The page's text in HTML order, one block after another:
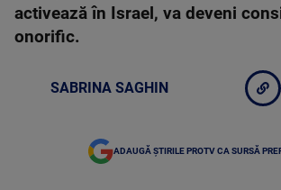
activează în Israel, va deveni
onorific.
SABRINA SAGHIN
ADAUGĂ ȘTIRILE PROTV CA SURSĂ